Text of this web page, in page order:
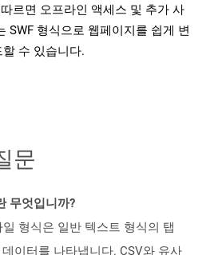
르면 오프라인 액세스 및 추가 사
SWF 형식으로 웹페이지를 쉽게 변
수 있습니다.
문
무엇입니까?
일 형식은 일반 텍스트 형식의 탭
이터를 나타냅니다. CSV와 유사